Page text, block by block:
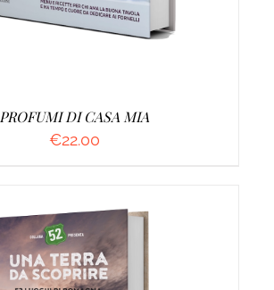
PROFUMI DI CASA MIA
€22.00